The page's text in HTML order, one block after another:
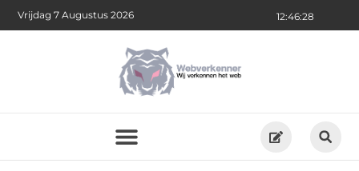
12:46:28
Vrijdag 7 Augustus 2026